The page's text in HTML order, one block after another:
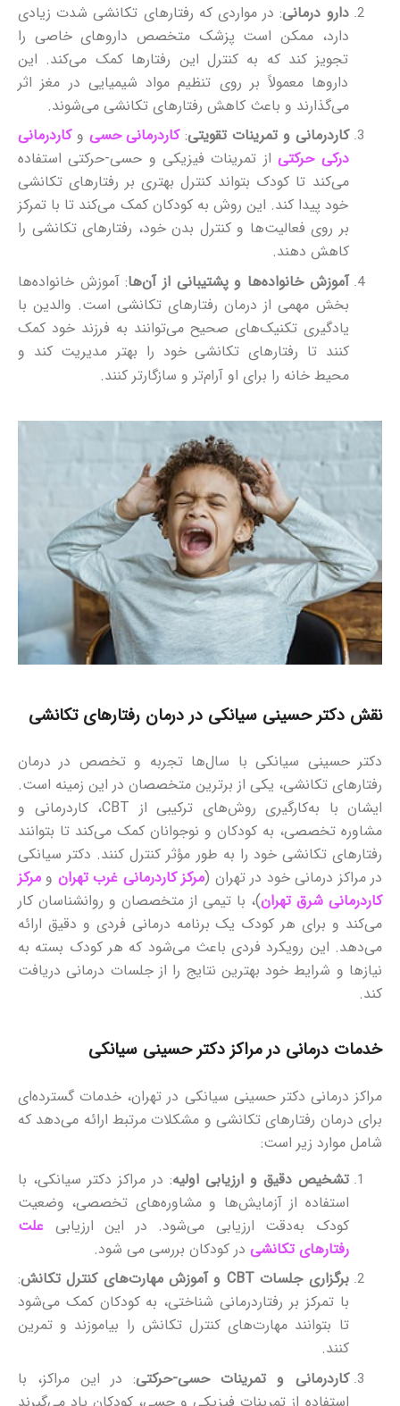
دارو درمانی: در مواردی که رفتارهای تکانشی شدت زیادی
دارد، ممکن است پزشک متخصص داروهای خاصی را
تجویز کند که به کنترل این رفتارها کمک می‌کند. این
داروها معمولاً بر روی تنظیم مواد شیمیایی در مغز اثر
می‌گذارند و باعث کاهش رفتارهای تکانشی می‌شوند.
کاردرمانی و تمرینات تقویتی:کاردرمانی حسی وکاردرمانی
درکی حرکتیاز تمرینات فیزیکی و حسی-حرکتی استفاده
می‌کند تا کودک بتواند کنترل بهتری بر رفتارهای تکانشی
خود پیدا کند. این روش به کودکان کمک می‌کند تا با تمرکز
بر روی فعالیت‌ها و کنترل بدن خود، رفتارهای تکانشی را
کاهش دهند.
آموزش خانواده‌ها و پشتیبانی از آن‌ها: آموزش خانواده‌ها
بخش مهمی از درمان رفتارهای تکانشی است. والدین با
یادگیری تکنیک‌های صحیح می‌توانند به فرزند خود کمک
کنند تا رفتارهای تکانشی خود را بهتر مدیریت کند و
محیط خانه را برای او آرام‌تر و سازگارتر کنند.
نقش دکتر حسینی سیانکی در درمان رفتارهای تکانشی
دکتر حسینی سیانکی با سال‌ها تجربه و تخصص در درمان
رفتارهای تکانشی، یکی از برترین متخصصان در این زمینه است.
ایشان با به‌کارگیری روش‌های ترکیبی از CBT، کاردرمانی و
مشاوره تخصصی، به کودکان و نوجوانان کمک می‌کند تا بتوانند
رفتارهای تکانشی خود را به طور مؤثر کنترل کنند. دکتر سیانکی
در مراکز درمانی خود در تهران (مرکز کاردرمانی غرب تهران و مرکز
کاردرمانی شرق تهران)، با تیمی از متخصصان و روانشناسان کار
می‌کند و برای هر کودک یک برنامه درمانی فردی و دقیق ارائه
می‌دهد. این رویکرد فردی باعث می‌شود که هر کودک بسته به
نیازها و شرایط خود بهترین نتایج را از جلسات درمانی دریافت
کند.
خدمات درمانی در مراکز دکتر حسینی سیانکی
مراکز درمانی دکتر حسینی سیانکی در تهران، خدمات گسترده‌ای
برای درمان رفتارهای تکانشی و مشکلات مرتبط ارائه می‌دهد که
شامل موارد زیر است:
تشخیص دقیق و ارزیابی اولیه: در مراکز دکتر سیانکی، با
استفاده از آزمایش‌ها و مشاوره‌های تخصصی، وضعیت
کودک به‌دقت ارزیابی می‌شود. در این ارزیابی علت
رفتارهای تکانشی در کودکان بررسی می شود.
برگزاری جلساتCBT و آموزش مهارت‌های کنترل تکانش:
با تمرکز بر رفتاردرمانی شناختی، به کودکان کمک می‌شود
تا بتوانند مهارت‌های کنترل تکانش را بیاموزند و تمرین
کنند.
کاردرمانی و تمرینات حسی-حرکتی: در این مراکز، با